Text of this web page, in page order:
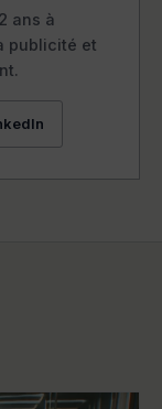
ans à
publicité et